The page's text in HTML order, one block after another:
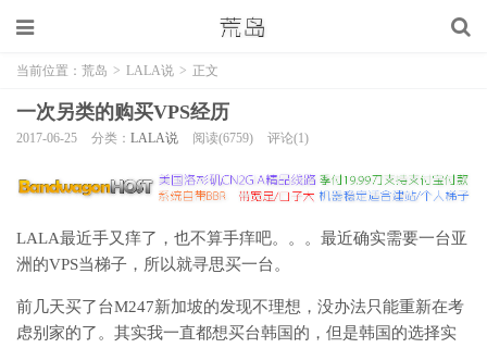
当前位置： 荒岛 > LALA说 > 正文
一次另类的购买VPS经历
2017-06-25 分类： LALA说 阅读(6759) 评论(1)
LALA最近手又痒了，也不算手痒吧。。。最近确实需要一台亚
洲的VPS当梯子，所以就寻思买一台。
前几天买了台M247新加坡的发现不理想，没办法只能重新在考
虑别家的了。其实我一直都想买台韩国的，但是韩国的选择实